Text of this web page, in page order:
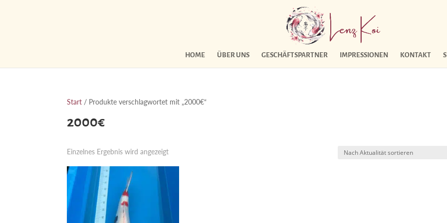
HOME ÜBER UNS GESCHÄFTSPARTNER IMPRESSIONEN KONTAKT
Start / Produkte verschlagwortet mit „2000€“
2000€
Einzelnes Ergebnis wird angezeigt